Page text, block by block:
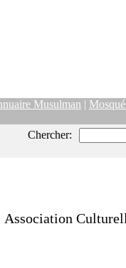
Musulman |
Chercher:
Association